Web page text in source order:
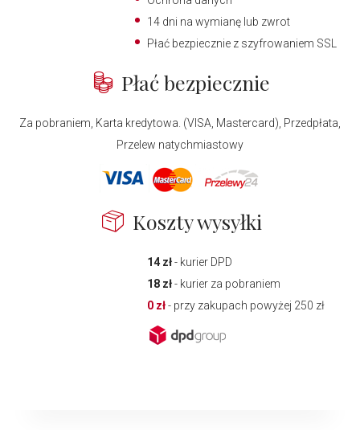
14 dni na wymianę lub zwrot
Płać bezpiecznie z szyfrowaniem SSL
Płać bezpiecznie
Za pobraniem, Karta kredytowa. (VISA, Mastercard), Przedpłata,
Przelew natychmiastowy
Koszty wysyłki
14 zł- kurier DPD
18 zł- kurier za pobraniem
0 zł- przy zakupach powyżej 250 zł